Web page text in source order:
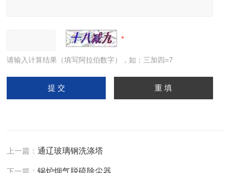
请输入计算结果（填写阿拉伯数字），如：三加四=7
上一篇：通辽玻璃钢洗涤塔
下一篇：锅炉烟气脱硫除尘器